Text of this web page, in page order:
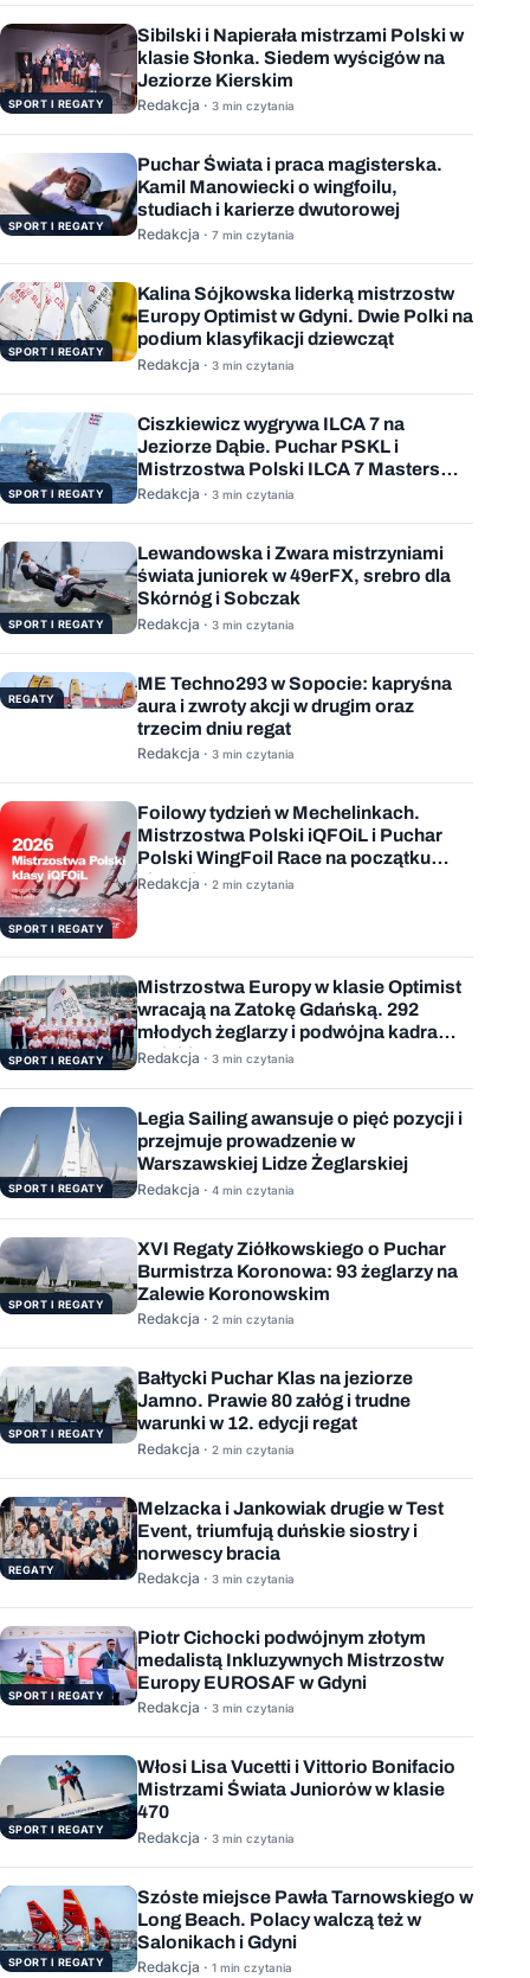
SPORT I REGATY
Sibilski i Napierała mistrzami Polski w
klasie Słonka. Siedem wyścigów na
Jeziorze Kierskim
Redakcja · 3 min czytania
SPORT I REGATY
Puchar Świata i praca magisterska.
Kamil Manowiecki o wingfoilu,
studiach i karierze dwutorowej
Redakcja · 7 min czytania
SPORT I REGATY
Kalina Sójkowska liderką mistrzostw
Europy Optimist w Gdyni. Dwie Polki na
podium klasyfikacji dziewcząt
Redakcja · 3 min czytania
SPORT I REGATY
Ciszkiewicz wygrywa ILCA 7 na
Jeziorze Dąbie. Puchar PSKL i
Mistrzostwa Polski ILCA 7 Masters
rozstrzygnięte
Redakcja · 3 min czytania
SPORT I REGATY
Lewandowska i Zwara mistrzyniami
świata juniorek w 49erFX, srebro dla
Skórnóg i Sobczak
Redakcja · 3 min czytania
REGATY
ME Techno293 w Sopocie: kapryśna
aura i zwroty akcji w drugim oraz
trzecim dniu regat
Redakcja · 3 min czytania
SPORT I REGATY
Foilowy tydzień w Mechelinkach.
Mistrzostwa Polski iQFOiL i Puchar
Polski WingFoil Race na początku
sierpnia
Redakcja · 2 min czytania
SPORT I REGATY
Mistrzostwa Europy w klasie Optimist
wracają na Zatokę Gdańską. 292
młodych żeglarzy i podwójna kadra
Polski
Redakcja · 3 min czytania
SPORT I REGATY
Legia Sailing awansuje o pięć pozycji i
przejmuje prowadzenie w
Warszawskiej Lidze Żeglarskiej
Redakcja · 4 min czytania
SPORT I REGATY
XVI Regaty Ziółkowskiego o Puchar
Burmistrza Koronowa: 93 żeglarzy na
Zalewie Koronowskim
Redakcja · 2 min czytania
SPORT I REGATY
Bałtycki Puchar Klas na jeziorze
Jamno. Prawie 80 załóg i trudne
warunki w 12. edycji regat
Redakcja · 2 min czytania
REGATY
Melzacka i Jankowiak drugie w Test
Event, triumfują duńskie siostry i
norwescy bracia
Redakcja · 3 min czytania
SPORT I REGATY
Piotr Cichocki podwójnym złotym
medalistą Inkluzywnych Mistrzostw
Europy EUROSAF w Gdyni
Redakcja · 3 min czytania
SPORT I REGATY
Włosi Lisa Vucetti i Vittorio Bonifacio
Mistrzami Świata Juniorów w klasie
470
Redakcja · 3 min czytania
SPORT I REGATY
Szóste miejsce Pawła Tarnowskiego w
Long Beach. Polacy walczą też w
Salonikach i Gdyni
Redakcja · 1 min czytania